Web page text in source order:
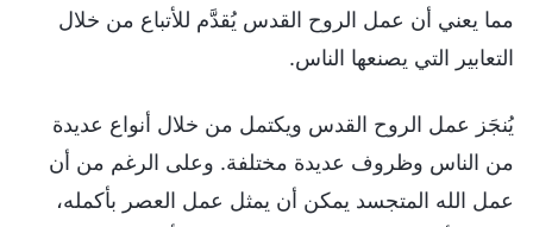
مما يعني أن عمل الروح القدس يُقدَّم للأتباع من خلال
التعابير التي يصنعها الناس.
يُنجَز عمل الروح القدس ويكتمل من خلال أنواع عديدة
من الناس وظروف عديدة مختلفة. وعلى الرغم من أن
عمل الله المتجسد يمكن أن يمثل عمل العصر بأكمله،